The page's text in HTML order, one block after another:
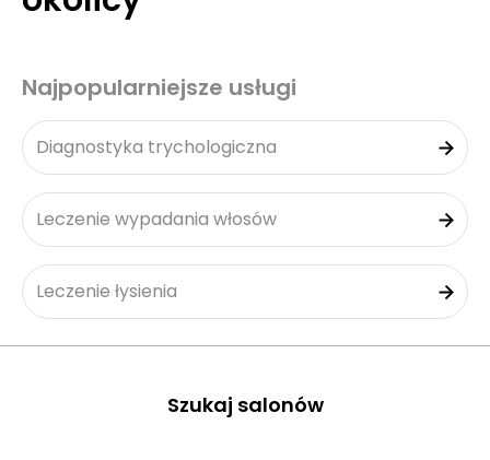
Najpopularniejsze usługi
Diagnostyka trychologiczna
Leczenie wypadania włosów
Leczenie łysienia
Szukaj salonów